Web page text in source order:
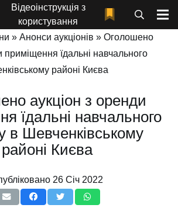
Відеоінструкція з
користування
» Анонси аукціонів » Оголошено
приміщення їдальні навчального
районі Києва
аукціон з оренди
їдальні навчального
в Шевченківському
районі Києва
26 Січ 2022